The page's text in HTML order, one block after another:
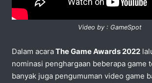
Video by : GameSpot
Dalam acaraThe Game Awards 2022
nominasi penghargaan beberapa game
banyak juga pengumuman video game